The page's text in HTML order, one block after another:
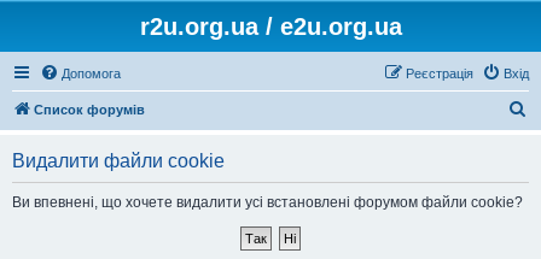
r2u.org.ua / e2u.org.ua
Допомога Вхід
Реєстрація
Список форумів
Видалити файли cookie
Ви впевнені, що хочете видалити усі встановлені форумом файли cookie?